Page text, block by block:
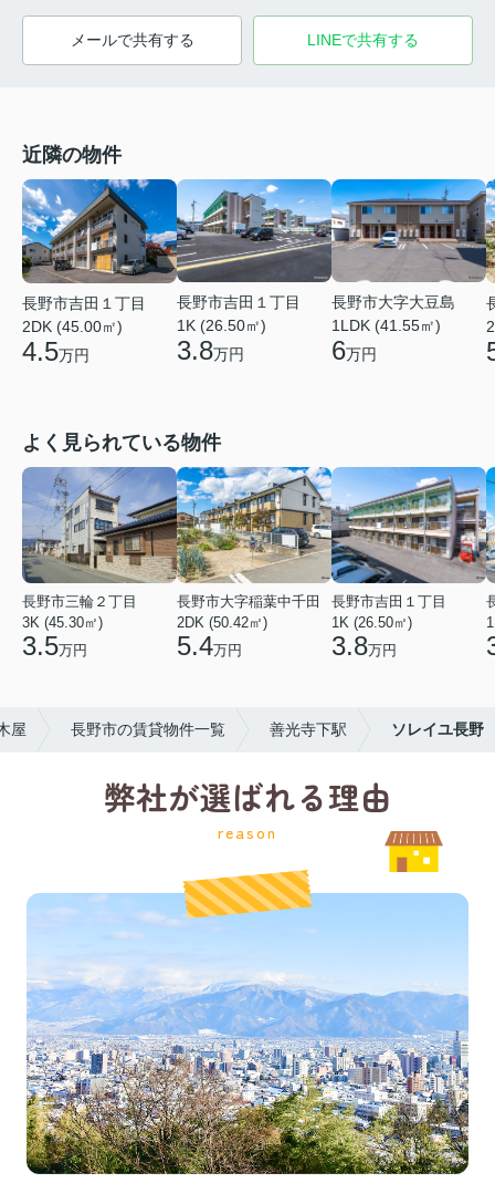
メールで共有する LINEで共有する
近隣の物件
長野市吉田１丁目
2DK (45.00㎡)
4.5万円
長野市吉田１丁目
1K (26.50㎡)
3.8万円
長野市大字大豆島
1LDK (41.55㎡)
6万円
よく見られている物件
長野市三輪２丁目
3K (45.30㎡)
3.5万円
長野市大字稲葉中千田
2DK (50.42㎡)
5.4万円
長野市吉田１丁目
1K (26.50㎡)
3.8万円
屋 長野市の賃貸物件一覧 善光寺下駅 ソレイユ長野
弊社が選ばれる理由
reason